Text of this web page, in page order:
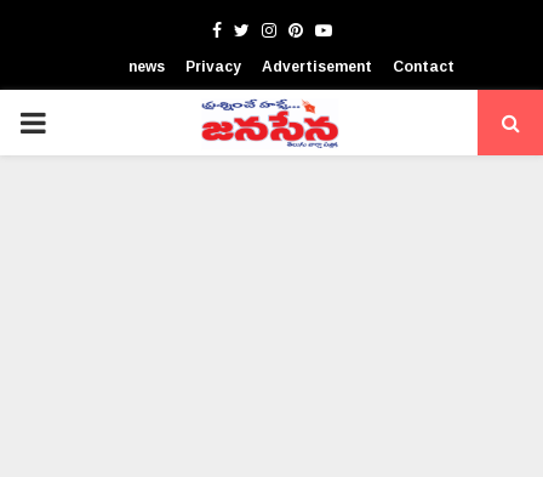
Facebook
TwitterInstagram
Pinterest
Youtube
news Privacy Advertisement Contact
PRIMARY